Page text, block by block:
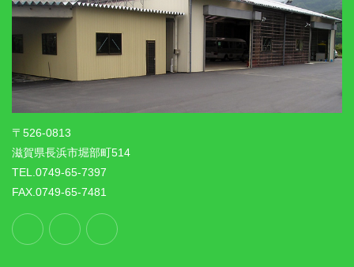
〒526-0813
滋賀県長浜市堀部町514
TEL.0749-65-7397
FAX.0749-65-7481